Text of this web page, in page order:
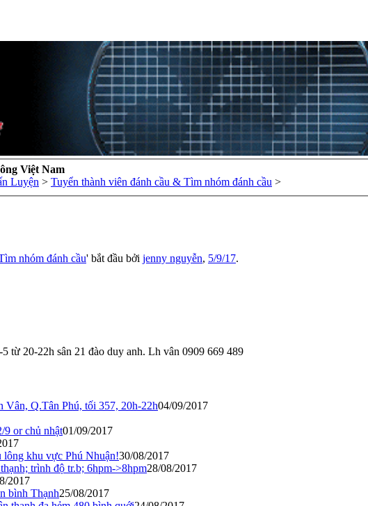
Việt Nam
Luyện > Tuyển thành viên đánh cầu & Tìm nhóm đánh cầu >
nhóm đánh cầu' bắt đầu bởi jenny nguyễn, 5/9/17.
từ 20-22h sân 21 đào duy anh. Lh vân 0909 669 489
Vân, Q.Tân Phú, tối 357, 20h-22h04/09/2017
9 or chủ nhật01/09/2017
lông khu vực Phú Nhuận!30/08/2017
trình độ tr.b; 6hpm->8hpm28/08/2017
2017
bình Thạnh25/08/2017